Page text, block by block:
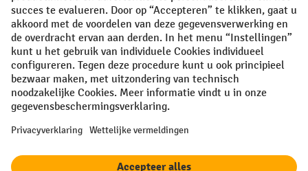
Privacyverklaring Privacy-instellingen
All prices excl. VAT plusshipping costs and possible delivery charges,
if not stated otherwise.
¹ De korting is geldig tot en met de vermelde datum. Combinatie met
andere aanbiedingen en lopende acties is niet mogelijk. | ² De korting
wordt éénmalig toegekend bij de eerste inschrijving voor de
worden bij een online aankoop met een minimum netto bestelwaarde
maximaal 10 %. Elektrische transpalletten, elektrische stapelaars,